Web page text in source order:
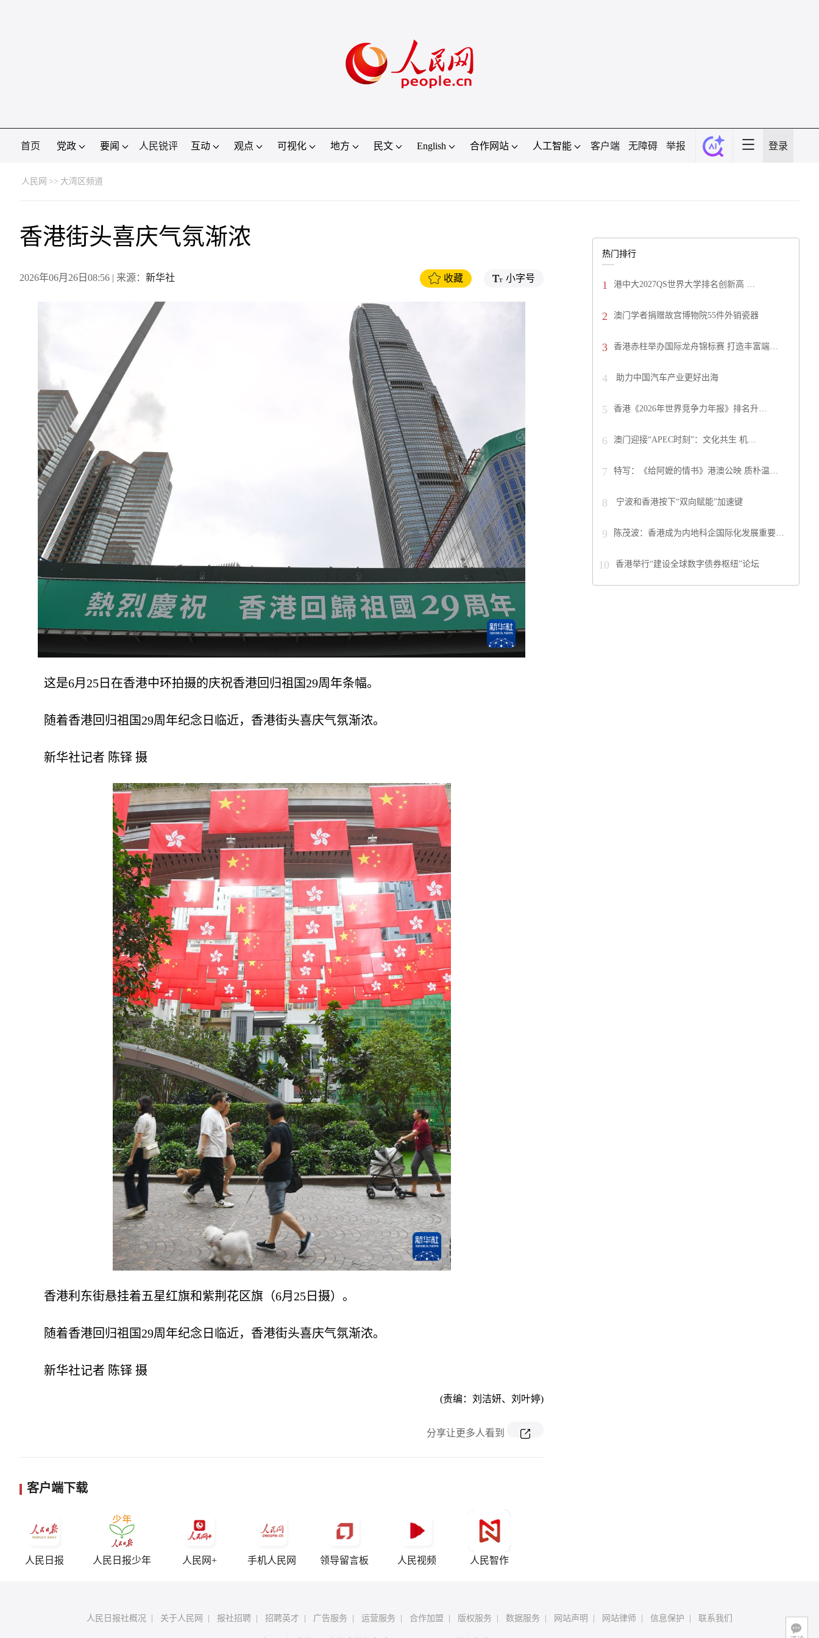
首页 党政 要闻 人民锐评 互动 观点 可视化 地方 民文 English 合作网站 人工智能 客户端 无障碍 举报 登录
人民网 >> 大湾区频道
香港街头喜庆气氛渐浓
2026年06月26日08:56 | 来源： 新华社 收藏 小字号
这是6月25日在香港中环拍摄的庆祝香港回归祖国29周年条幅。
随着香港回归祖国29周年纪念日临近，香港街头喜庆气氛渐浓。
新华社记者 陈铎 摄
香港利东街悬挂着五星红旗和紫荆花区旗（6月25日摄）。
随着香港回归祖国29周年纪念日临近，香港街头喜庆气氛渐浓。
新华社记者 陈铎 摄
(责编：刘洁妍、刘叶婷)
分享让更多人看到
客户端下载
人民日报 人民日报少年 人民网+ 手机人民网 领导留言板 人民视频 人民智作
热门排行
1 港中大2027QS世界大学排名创新高 …
2 澳门学者捐赠故宫博物院55件外销瓷器
3 香港赤柱举办国际龙舟锦标赛 打造丰富端…
4 助力中国汽车产业更好出海
5 香港《2026年世界竞争力年报》排名升…
6 澳门迎接“APEC时刻”：文化共生 机…
7 特写：《给阿嬷的情书》港澳公映 质朴温…
8 宁波和香港按下“双向赋能”加速键
9 陈茂波：香港成为内地科企国际化发展重要…
10 香港举行“建设全球数字债券枢纽”论坛
人民日报社概况 关于人民网 报社招聘 招聘英才 广告服务 运营服务 合作加盟 版权服务 数据服务 网站声明 网站律师 信息保护 联系我们